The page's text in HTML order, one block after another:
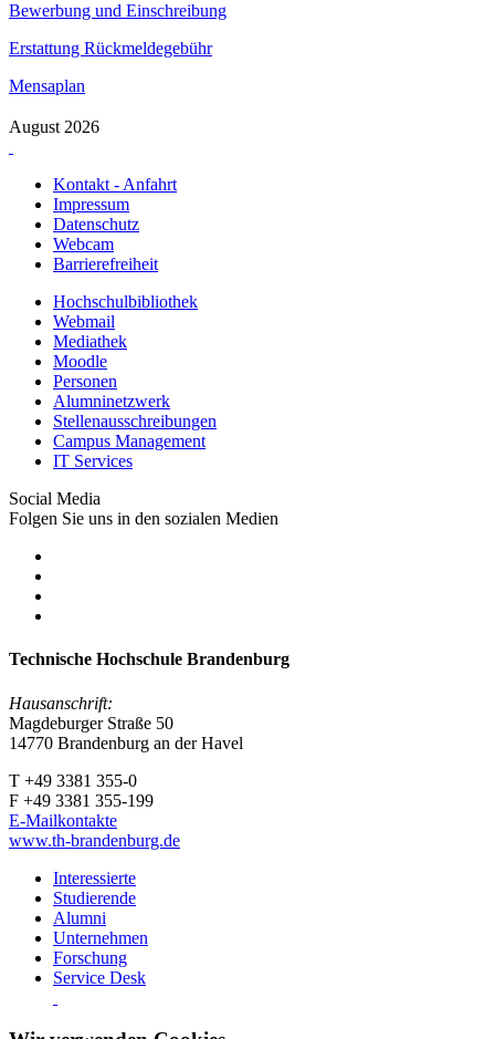
Bewerbung und Einschreibung
Erstattung Rückmeldegebühr
Mensaplan
August 2026
Kontakt - Anfahrt
Impressum
Datenschutz
Webcam
Barrierefreiheit
Hochschulbibliothek
Webmail
Mediathek
Moodle
Personen
Alumninetzwerk
Stellenausschreibungen
Campus Management
IT Services
Social Media
Folgen Sie uns in den sozialen Medien
Technische Hochschule Brandenburg
Hausanschrift:
Magdeburger Straße 50
14770 Brandenburg an der Havel
T +49 3381 355-0
F +49 3381 355-199
E-Mailkontakte
www.th-brandenburg.de
Interessierte
Studierende
Alumni
Unternehmen
Forschung
Service Desk